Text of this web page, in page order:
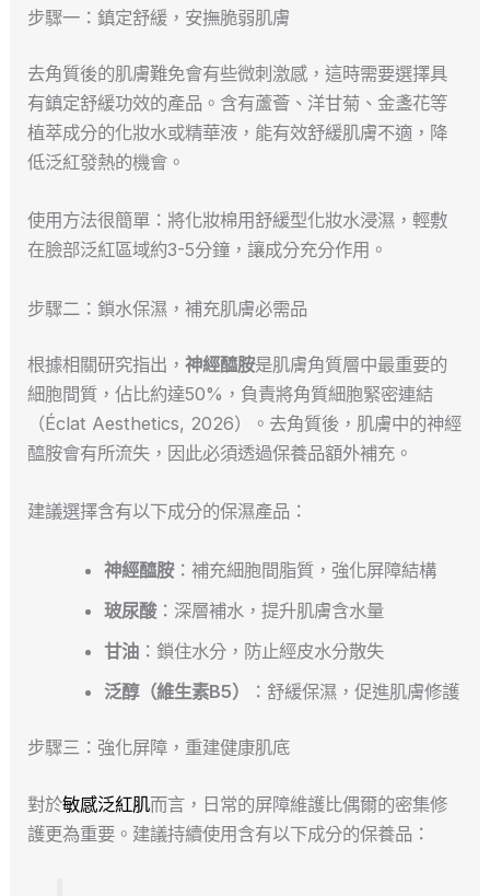
步驟一：鎮定舒緩，安撫脆弱肌膚
去角質後的肌膚難免會有些微刺激感，這時需要選擇具
有鎮定舒緩功效的產品。含有蘆薈、洋甘菊、金盞花等
植萃成分的化妝水或精華液，能有效舒緩肌膚不適，降
低泛紅發熱的機會。
使用方法很簡單：將化妝棉用舒緩型化妝水浸濕，輕敷
在臉部泛紅區域約3-5分鐘，讓成分充分作用。
步驟二：鎖水保濕，補充肌膚必需品
根據相關研究指出，神經醯胺是肌膚角質層中最重要的
細胞間質，佔比約達50%，負責將角質細胞緊密連結
（Éclat Aesthetics, 2026）。去角質後，肌膚中的神經
醯胺會有所流失，因此必須透過保養品額外補充。
建議選擇含有以下成分的保濕產品：
神經醯胺：補充細胞間脂質，強化屏障結構
玻尿酸：深層補水，提升肌膚含水量
甘油：鎖住水分，防止經皮水分散失
泛醇（維生素B5）
：舒緩保濕，促進肌膚修護
步驟三：強化屏障，重建健康肌底
對於敏感泛紅肌而言，日常的屏障維護比偶爾的密集修
護更為重要。建議持續使用含有以下成分的保養品：